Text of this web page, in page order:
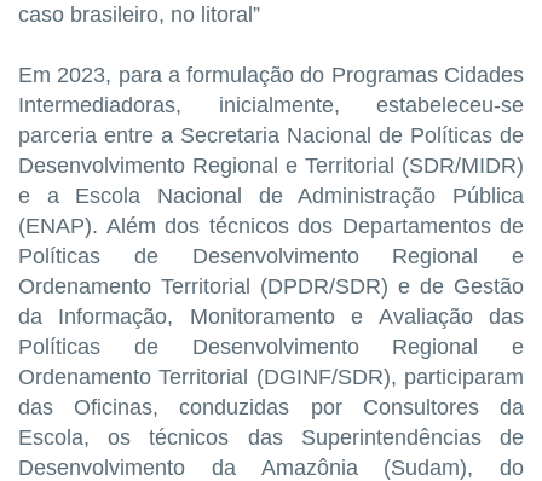
caso brasileiro, no litoral”
Em 2023, para a formulação do Programas Cidades
Intermediadoras, inicialmente, estabeleceu-se
parceria entre a Secretaria Nacional de Políticas de
Desenvolvimento Regional e Territorial (SDR/MIDR)
e a Escola Nacional de Administração Pública
(ENAP). Além dos técnicos dos Departamentos de
Políticas de Desenvolvimento Regional e
Ordenamento Territorial (DPDR/SDR) e de Gestão
da Informação, Monitoramento e Avaliação das
Políticas de Desenvolvimento Regional e
Ordenamento Territorial (DGINF/SDR), participaram
das Oficinas, conduzidas por Consultores da
Escola, os técnicos das Superintendências de
Desenvolvimento da Amazônia (Sudam), do